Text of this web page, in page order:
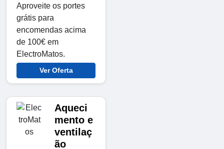
Aproveite os portes
grátis para
encomendas acima
de 100€ em
ElectroMatos.
Ver Oferta
Aqueci
mento e
ventilaç
ão